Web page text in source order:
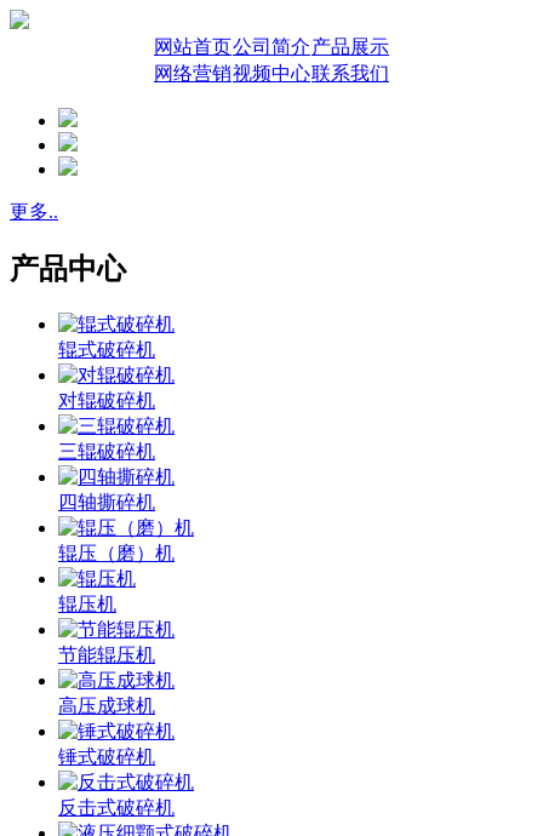
网站首页公司简介产品展示
网络营销视频中心联系我们
更多..
产品中心
辊式破碎机
对辊破碎机
三辊破碎机
四轴撕碎机
辊压（磨）机
辊压机
节能辊压机
高压成球机
锤式破碎机
反击式破碎机